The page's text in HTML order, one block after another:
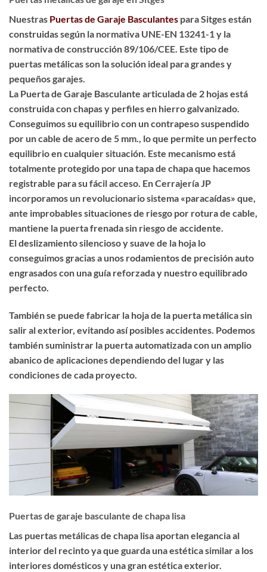
Nuestras Puertas de Garaje Basculantes para Sitges están
construidas según la normativa UNE-EN 13241-1 y la
normativa de construcción 89/106/CEE. Este tipo de
puertas metálicas son la solución ideal para grandes y
pequeños garajes.
La Puerta de Garaje Basculante articulada de 2 hojas está
construida con chapas y perfiles en hierro galvanizado.
Conseguimos su equilibrio con un contrapeso suspendido
por un cable de acero de 5 mm., lo que permite un perfecto
equilibrio en cualquier situación. Este mecanismo está
totalmente protegido por una tapa de chapa que hacemos
registrable para su fácil acceso. En Cerrajería JP
incorporamos un revolucionario sistema «paracaídas» que,
ante improbables situaciones de riesgo por rotura de cable,
mantiene la puerta frenada sin riesgo de accidente.
El deslizamiento silencioso y suave de la hoja lo
conseguimos gracias a unos rodamientos de precisión auto
engrasados con una guía reforzada y nuestro equilibrado
perfecto.
También se puede fabricar la hoja de la puerta metálica sin
salir al exterior, evitando así posibles accidentes. Podemos
también suministrar la puerta automatizada con un amplio
abanico de aplicaciones dependiendo del lugar y las
condiciones de cada proyecto.
Puertas de garaje basculante de chapa lisa
Las puertas metálicas de chapa lisa aportan elegancia al
interior del recinto ya que guarda una estética similar a los
interiores domésticos y una gran estética exterior.